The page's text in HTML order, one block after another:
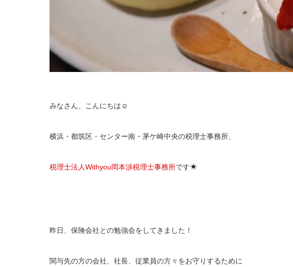
みなさん、こんにちは☺
横浜・都筑区・センター南・茅ケ崎中央の税理士事務所、
税理士法人Withyou岡本渉税理士事務所です☀
昨日、保険会社との勉強会をしてきました！
関与先の方の会社、社長、従業員の方々をお守りするために